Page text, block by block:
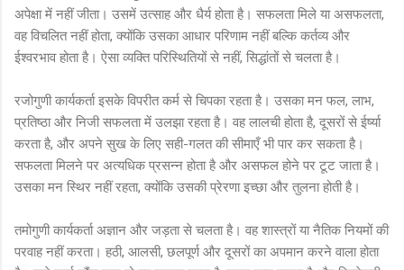
अपेक्षा में नहीं जीता। उसमें उत्साह और धैर्य होता है। सफलता मिले या असफलता,
वह विचलित नहीं होता, क्योंकि उसका आधार परिणाम नहीं बल्कि कर्तव्य और
ईश्वरभाव होता है। ऐसा व्यक्ति परिस्थितियों से नहीं, सिद्धांतों से चलता है।
रजोगुणी कार्यकर्ता इसके विपरीत कर्म से चिपका रहता है। उसका मन फल, लाभ,
प्रतिष्ठा और निजी सफलता में उलझा रहता है। वह लालची होता है, दूसरों से ईर्ष्या
करता है, और अपने सुख के लिए सही-गलत की सीमाएँ भी पार कर सकता है।
सफलता मिलने पर अत्यधिक प्रसन्न होता है और असफल होने पर टूट जाता है।
उसका मन स्थिर नहीं रहता, क्योंकि उसकी प्रेरणा इच्छा और तुलना होती है।
तमोगुणी कार्यकर्ता अज्ञान और जड़ता से चलता है। वह शास्त्रों या नैतिक नियमों की
परवाह नहीं करता। हठी, आलसी, छलपूर्ण और दूसरों का अपमान करने वाला होता